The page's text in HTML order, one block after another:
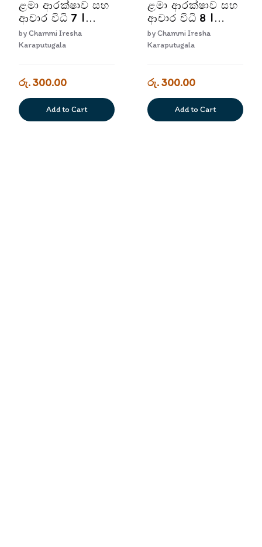
ළමා ආරක්ෂාව සහ
ආචාර විධි 7 |
Lama Arakshawa
Saha Achara
byChammi Iresha
Karaputugala
රු. 300.00
Add to Cart
ළමා ආරක්ෂාව සහ
ආචාර විධි 8 |
Lama Arakshawa
Saha Achara
byChammi Iresha
Karaputugala
රු. 300.00
Add to Cart